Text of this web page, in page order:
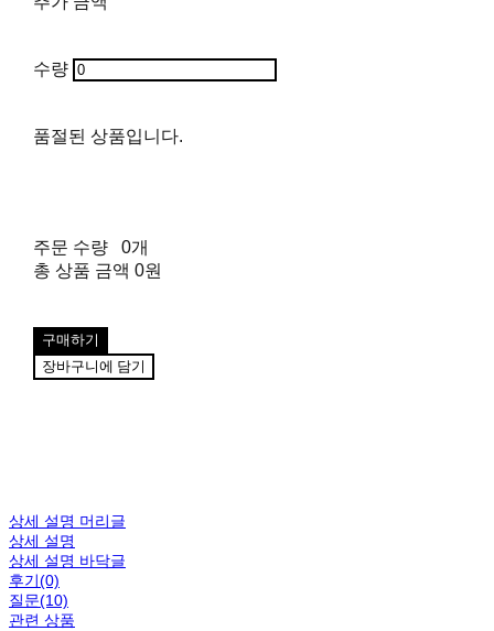
수량
품절된 상품입니다.
주문 수량
0개
총 상품 금액 0원
구매하기
장바구니에 담기
상세 설명 머리글
상세 설명
상세 설명 바닥글
후기(0)
질문(10)
관련 상품